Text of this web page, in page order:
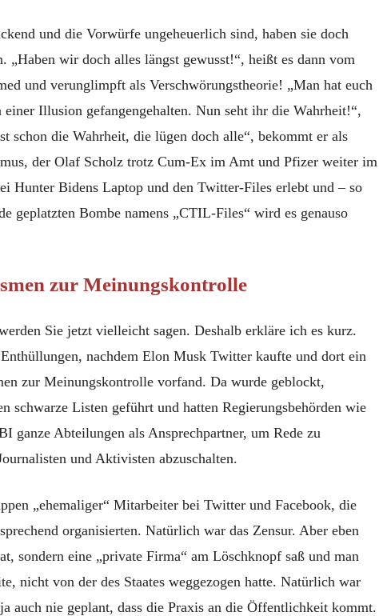
und die Vorwürfe ungeheuerlich sind, haben sie doch
„Haben wir doch alles längst gewusst!“, heißt es dann vom
und verunglimpft als Verschwörungstheorie! „Man hat euch
Illusion gefangengehalten. Nun seht ihr die Wahrheit!“,
schon die Wahrheit, die lügen doch alle“, bekommt er als
der Olaf Scholz trotz Cum-Ex im Amt und Pfizer weiter im
Hunter Bidens Laptop und den Twitter-Files erlebt und – so
geplatzten Bombe namens „CTIL-Files“ wird es genauso
zur Meinungskontrolle
Sie jetzt vielleicht sagen. Deshalb erkläre ich es kurz.
nachdem Elon Musk Twitter kaufte und dort ein
zur Meinungskontrolle vorfand. Da wurde geblockt,
schwarze Listen geführt und hatten Regierungsbehörden wie
ganze Abteilungen als Ansprechpartner, um Rede zu
und Aktivisten abzuschalten.
„ehemaliger“ Mitarbeiter bei Twitter und Facebook, die
organisierten. Natürlich war das Zensur. Aber eben
sondern eine „private Firma“ am Löschknopf saß und man
nicht von der des Staates weggezogen hatte. Natürlich war
auch nie geplant, dass die Praxis an die Öffentlichkeit kommt.